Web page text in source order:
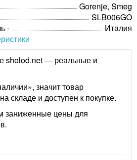
Gorenje, Smeg
SLB006GO
-
Италия
sholod.net — реальные и
значит товар
складе и доступен к покупке.
заниженные цены для